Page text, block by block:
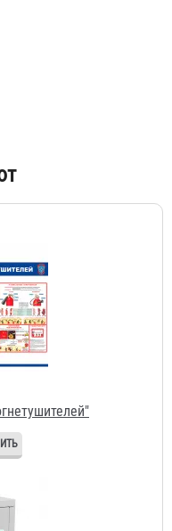
300х250х100 мм